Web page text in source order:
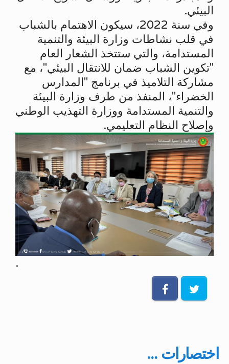
البيئي.
وفي سنة 2022، سيكون الاهتمام بالشباب
في قلب نشاطات وزارة البيئة والتنمية
المستدامة، والتي ستتخذ الشعار العام
"تكوين الشباب ضمان للانتقال البيئي"، مع
مشاركة التلاميذ في برنامج "المدارس
الخضراء"، المنفذ من طرف وزارة البيئة
والتنمية المستدامة ووزارة التهذيب الوطني
وإصلاح النظام التعليمي.
.
اختصارات ...